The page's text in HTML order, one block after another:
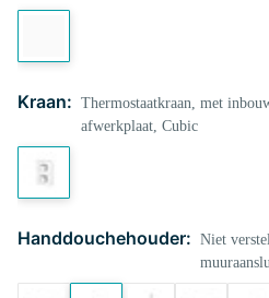
Kraan: Thermostaatkraan, met
afwerkplaat, Cubic
Handdouchehouder: Niet